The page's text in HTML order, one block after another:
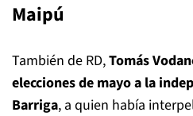
Maipú
También de RD,Tomás
elecciones de mayo a la
Barriga, a quien había